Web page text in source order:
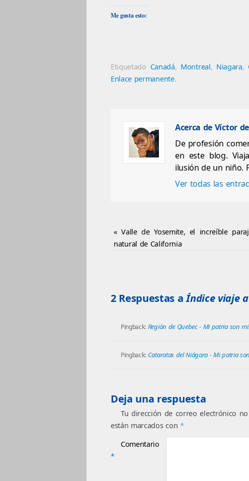
Facebook
(Se
(Se
abre
Me gusta esto:
Etiquetado Canadá, Montreal, Niagara,
Enlace permanente.
Acerca de Víctor
De profesión
en este blog.
ilusión de un niño.
Ver todas las
«Valle de Yosemite, el increíble
natural de California
2 Respuestas aÍndice viaje
Pingback: Región de Quebec - Mi patria son
Pingback: Cataratas del Niágara - Mi patria
Deja una respuesta
Tu dirección de correo electrónico
están marcados con *
Comentario
*